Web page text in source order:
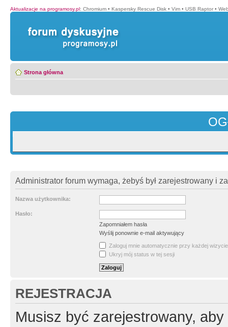
Aktualizacje na programosy.pl: Chromium • Kaspersky Rescue Disk • Vim • USB Raptor •
Strona główna
Administrator forum wymaga, żebyś był zarejestrowany i
Nazwa użytkownika:
Hasło:
Zapomniałem hasła
Wyślij ponownie e-mail aktywujący
Zaloguj mnie automatycznie przy każdej wizycie
Ukryj mój status w tej sesji
REJESTRACJA
Musisz być zarejestrowany,